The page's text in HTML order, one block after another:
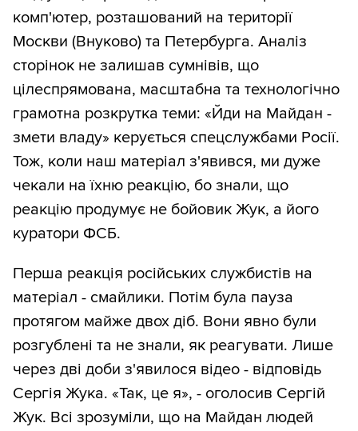
комп'ютер, розташований на території
Москви (Внуково) та Петербурга. Аналіз
сторінок не залишав сумнівів, що
цілеспрямована, масштабна та технологічно
грамотна розкрутка теми: «Йди на Майдан -
змети владу» керується спецслужбами Росії.
Тож, коли наш матеріал з'явився, ми дуже
чекали на їхню реакцію, бо знали, що
реакцію продумує не бойовик Жук, а його
куратори ФСБ.
Перша реакція російських службистів на
матеріал - смайлики. Потім була пауза
протягом майже двох діб. Вони явно були
розгублені та не знали, як реагувати. Лише
через дві доби з'явилося відео - відповідь
Сергія Жука. «Так, це я», - оголосив Сергій
Жук. Всі зрозуміли, що на Майдан людей